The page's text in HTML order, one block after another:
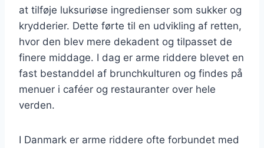
at tilføje luksuriøse ingredienser som sukker og
krydderier. Dette førte til en udvikling af retten,
hvor den blev mere dekadent og tilpasset de
finere middage. I dag er arme riddere blevet en
fast bestanddel af brunchkulturen og findes på
menuer i caféer og restauranter over hele
verden.
I Danmark er arme riddere ofte forbundet med